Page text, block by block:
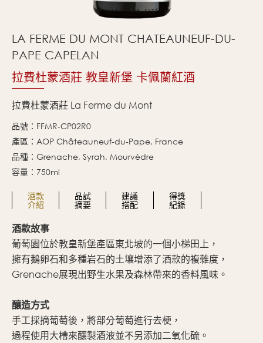
LA FERME DU MONT CHATEAUNEUF-DU-
PAPE CAPELAN
拉費杜蒙酒莊 教皇新堡 卡佩蘭紅酒
拉費杜蒙酒莊 La Ferme du Mont
品號：FFMR-CP02R0
產區：AOP Châteauneuf-du-Pape, France
品種：Grenache, Syrah, Mourvèdre
容量：750ml
酒款
介紹
品試
摘要
建議
搭配
得獎
紀錄
酒款故事
葡萄園位於教皇新堡產區東北坡的一個小梯田上，
擁有鵝卵石和多種岩石的土壤增添了酒款的複雜度，
Grenache展現出野生水果及森林帶來的香料風味。
釀造方式
手工採摘葡萄後，將部分葡萄進行去梗，
過程使用大槽來釀製酒液並不另添加二氧化硫。